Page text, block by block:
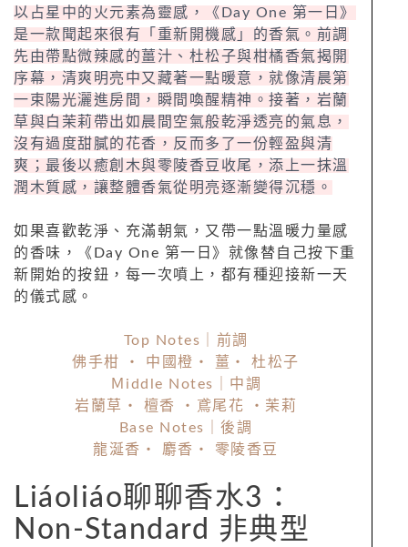
以占星中的火元素為靈感，《Day One 第一日》
是一款聞起來很有「重新開機感」的香氣。前調
先由帶點微辣感的薑汁、杜松子與柑橘香氣揭開
序幕，清爽明亮中又藏著一點暖意，就像清晨第
一束陽光灑進房間，瞬間喚醒精神。接著，岩蘭
草與白茉莉帶出如晨間空氣般乾淨透亮的氣息，
沒有過度甜膩的花香，反而多了一份輕盈與清
爽；最後以癒創木與零陵香豆收尾，添上一抹溫
潤木質感，讓整體香氣從明亮逐漸變得沉穩。
如果喜歡乾淨、充滿朝氣，又帶一點溫暖力量感
的香味，《Day One 第一日》就像替自己按下重
新開始的按鈕，每一次噴上，都有種迎接新一天
的儀式感。
Top Notes｜前調
佛手柑 ・ 中國橙・ 薑・ 杜松子
Ｍiddle Notes｜中調
岩蘭草・ 檀香 ・鳶尾花 ・茉莉
Base Notes｜後調
龍涎香・ 麝香・ 零陵香豆
Liáoliáo聊聊香水3：
Non-Standard 非典型